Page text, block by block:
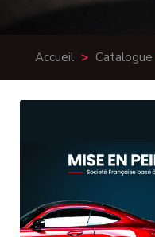
Accueil > Catalogue